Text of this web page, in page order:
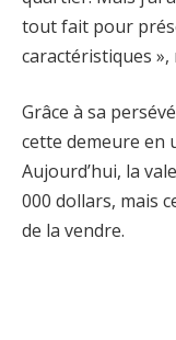
tout fait pour
caractéristiques
Grâce à sa
cette demeure en
Aujourd’hui, la
000 dollars, mais
de la vendre.